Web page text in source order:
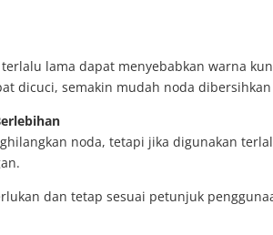
lama dapat menyebabkan warna
dicuci, semakin mudah noda
noda, tetapi jika digunakan
dan tetap sesuai petunjuk